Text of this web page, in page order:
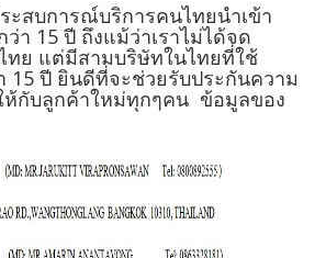
ะสบการณ์บริการคนไทยนำเข้า
า 15 ปี ถึงแม้ว่าเราไม่ได้จด
ทย แต่มีสามบริษัทในไทยที่ใช้
15 ปี ยินดีที่จะช่วยรับประกันความ
ห้กับลูกค้าใหม่ทุกๆคน ข้อมูลของ